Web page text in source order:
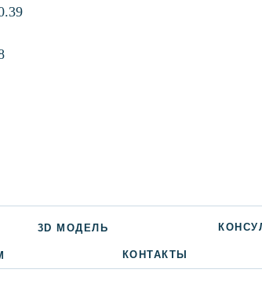
КОНТАКТЫ
3D МОДЕЛЬ